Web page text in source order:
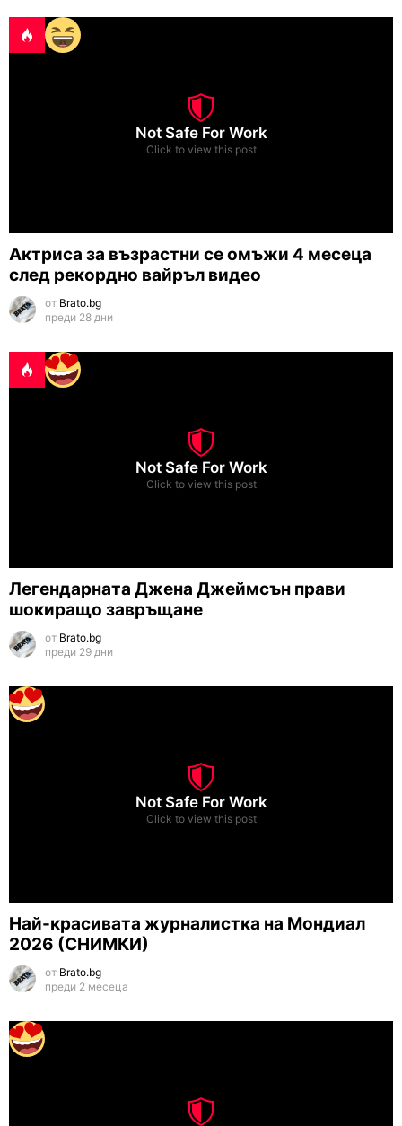
Not Safe For Work
Click to view this post
Актриса за възрастни се омъжи 4 месеца
след рекордно вайръл видео
от Brato.bg
преди 28 дни
Not Safe For Work
Click to view this post
Легендарната Джена Джеймсън прави
шокиращо завръщане
от Brato.bg
преди 29 дни
Not Safe For Work
Click to view this post
Най-красивата журналистка на Мондиал
2026 (СНИМКИ)
от Brato.bg
преди 2 месеца